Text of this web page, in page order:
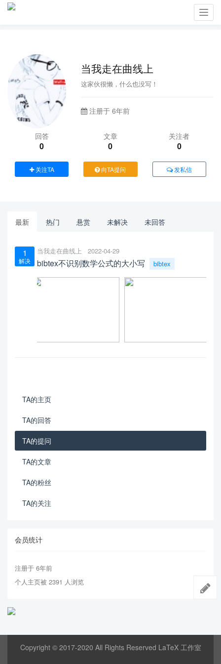
当我走在曲线上
这家伙很懒，什么也没写！
注册于 6年前
回答
0
文章
0
关注者
0
关注TA 向TA提问 发私信
最新 热门 悬赏 未解决 未回答
1
解决
当我走在曲线上 2022-04-29
bibtex不识别数学公式的大小写 bibtex
TA的主页
TA的回答
TA的提问
TA的文章
TA的粉丝
TA的关注
会员统计
注册于 6年前
个人主页被 2391 人浏览
Copyright © 2017-2020 All Rights Reserved LaTeX 工作室